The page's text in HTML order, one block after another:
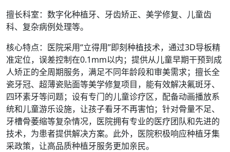
擅长科室：数字化种植牙、牙齿矫正、美学修复、儿童齿
科、复杂病例处理等。
核心特点：医院采用“立得用”即刻种植技术，通过3D导板精
准定位，误差控制在0.1mm以内；提供从儿童早期干预到成
人矫正的全周期服务，满足不同年龄段和审美需求；擅长全
瓷牙冠、超薄瓷贴面等美学修复项目，能有效解决氟斑牙、
四环素牙等问题；设有专门的儿童诊疗区，配备动画播放系
统和儿童游乐设施，让孩子看牙不再害怕；针对骨量不足、
牙槽骨萎缩等复杂情况，医院拥有专业的医疗团队和先进的
技术，为患者提供解决方案。此外，医院积极响应种植牙集
采政策，让高品质种植牙服务更加亲民。